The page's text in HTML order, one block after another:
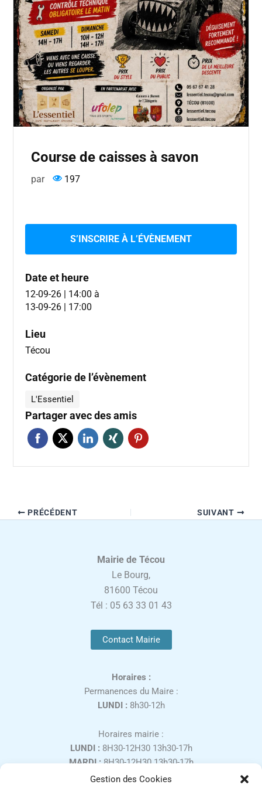
Gestion des Cookies
Course de caisses à savon
par 197
S’INSCRIRE À L’ÉVÈNEMENT
Date et heure
12-09-26 | 14:00à
13-09-26 | 17:00
Lieu
Técou
Catégorie de l’évènement
L'Essentiel
Partager avec des amis
PRÉCÉDENT SUIVANT
Mairie de Técou
Le Bourg,
81600 Técou
Tél : 05 63 33 01 43
Contact Mairie
Horaires :
Permanences du Maire :
LUNDI : 8h30-12h
Horaires mairie :
LUNDI : 8H30-12H30 13h30-17h
MARDI :8H30-12H30 13h30-17h
MERCREDI :8H30-12H30